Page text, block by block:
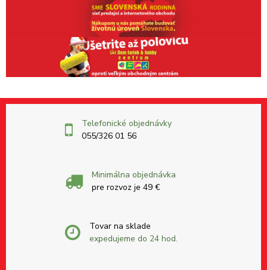
Telefonické objednávky
055/326 01 56
Minimálna objednávka
pre rozvoz je 49 €
Tovar na sklade
expedujeme do 24 hod.